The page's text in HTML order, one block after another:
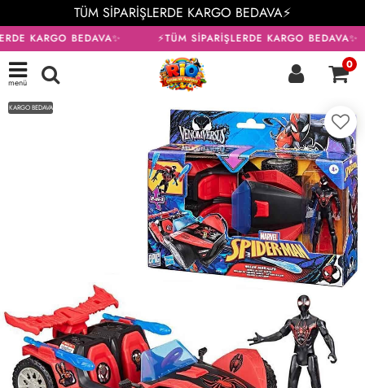
TÜM SİPARİŞLERDE KARGO BEDAVA⚡
KARGO BEDAVA✨ ⚡TÜM SİPARİŞLERDE KARGO BEDAVA✨
menü
0
KARGO BEDAVA